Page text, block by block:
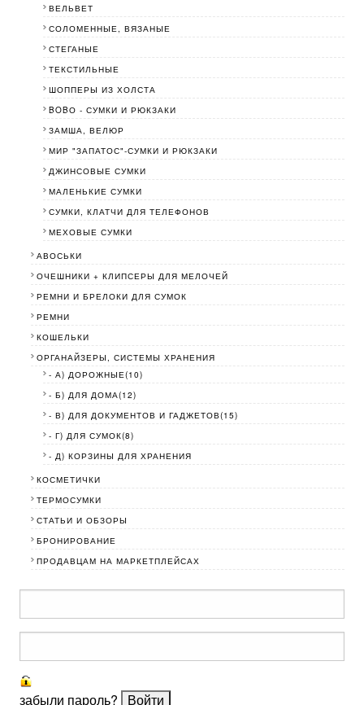
ВЕЛЬВЕТ
СОЛОМЕННЫЕ, ВЯЗАНЫЕ
СТЕГАНЫЕ
ТЕКСТИЛЬНЫЕ
ШОППЕРЫ ИЗ ХОЛСТА
BOBО - СУМКИ И РЮКЗАКИ
ЗАМША, ВЕЛЮР
МИР "ЗАПАТОС"-СУМКИ И РЮКЗАКИ
ДЖИНСОВЫЕ СУМКИ
МАЛЕНЬКИЕ СУМКИ
СУМКИ, КЛАТЧИ ДЛЯ ТЕЛЕФОНОВ
МЕХОВЫЕ СУМКИ
АВОСЬКИ
ОЧЕШНИКИ + КЛИПСЕРЫ ДЛЯ МЕЛОЧЕЙ
РЕМНИ И БРЕЛОКИ ДЛЯ СУМОК
РЕМНИ
КОШЕЛЬКИ
ОРГАНАЙЗЕРЫ, СИСТЕМЫ ХРАНЕНИЯ
- А) ДОРОЖНЫЕ(10)
- Б) ДЛЯ ДОМА(12)
- В) ДЛЯ ДОКУМЕНТОВ И ГАДЖЕТОВ(15)
- Г) ДЛЯ СУМОК(8)
- Д) КОРЗИНЫ ДЛЯ ХРАНЕНИЯ
КОСМЕТИЧКИ
ТЕРМОСУМКИ
СТАТЬИ И ОБЗОРЫ
БРОНИРОВАНИЕ
ПРОДАВЦАМ НА МАРКЕТПЛЕЙСАХ
забыли пароль?